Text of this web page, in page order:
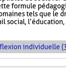
formule
tels que le
social,
individuelle